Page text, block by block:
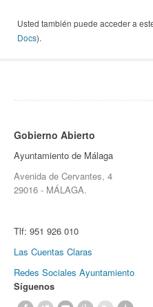
Usted también puede acceder a
Docs).
Gobierno Abierto
Ayuntamiento de Málaga
Avenida de Cervantes, 4
29016 - MÁLAGA.
Tlf: 951 926 010
Las Cuentas Claras
Redes Sociales Ayuntamiento
Síguenos